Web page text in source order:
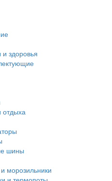
здоровья
отдыха
шины
морозильники